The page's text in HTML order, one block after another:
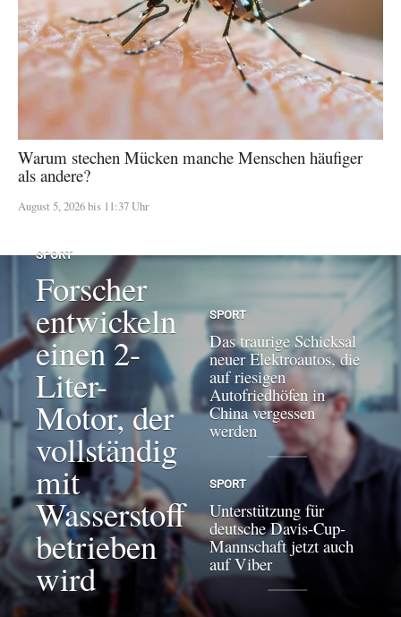
Warum stechen Mücken manche Menschen häufiger
als andere?
August 5, 2026 bis 11:37 Uhr
SPORT
Forscher
entwickeln
einen 2-
Liter-
Motor, der
vollständig
mit
Wasserstoff
betrieben
wird
SPORT
Das traurige Schicksal
neuer Elektroautos, die
auf riesigen
Autofriedhöfen in
China vergessen
werden
SPORT
Unterstützung für
deutsche Davis-Cup-
Mannschaft jetzt auch
auf Viber